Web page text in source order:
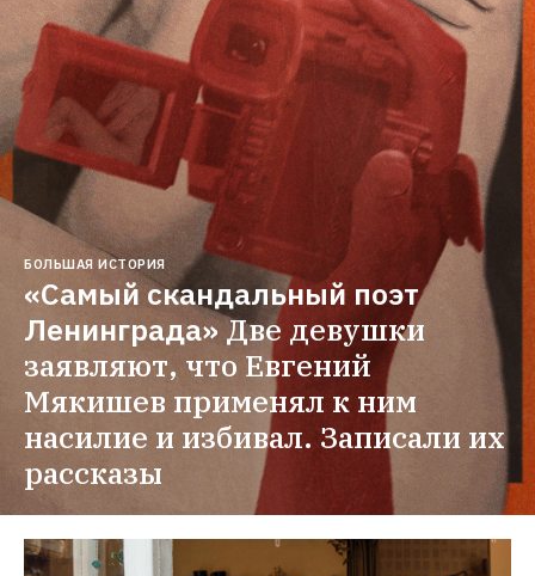
БОЛЬШАЯ ИСТОРИЯ
«Самый скандальный поэт
Ленинграда»Две девушки
заявляют, что Евгений
Мякишев применял к ним
насилие и избивал. Записали их
рассказы